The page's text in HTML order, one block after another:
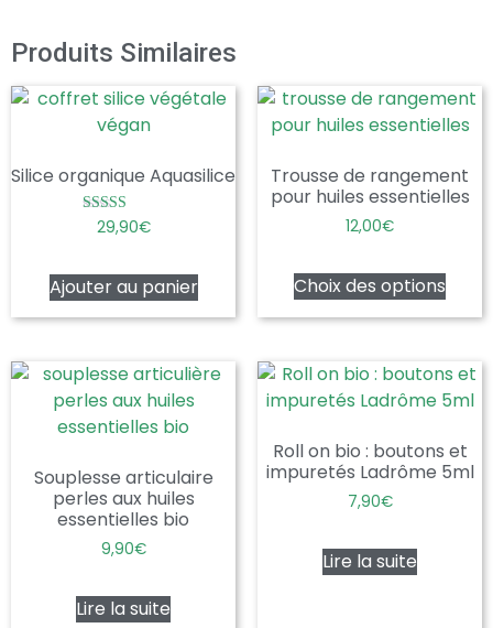
Produits Similaires
Silice organique Aquasilice
Note
5.00
29,90€
Ajouter au panier
Trousse de rangement
pour huiles essentielles
12,00€
Choix des options
Souplesse articulaire
perles aux huiles
essentielles bio
9,90€
Lire la suite
Roll on bio : boutons et
impuretés Ladrôme 5ml
7,90€
Lire la suite